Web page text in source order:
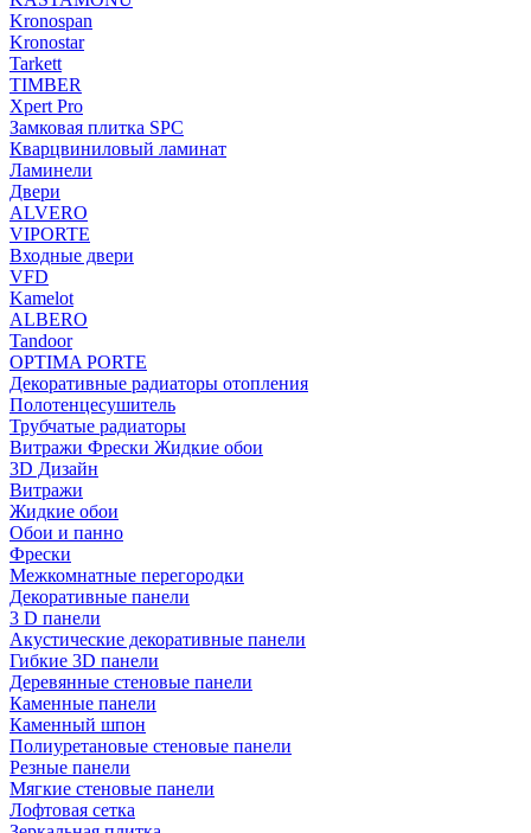
Kronospan
Kronostar
Tarkett
TIMBER
Xpert Pro
Замковая плитка SPC
Кварцвиниловый ламинат
Ламинели
Двери
ALVERO
VIPORTE
Входные двери
VFD
Kamelot
ALBERO
Tandoor
OPTIMA PORTE
Декоративные радиаторы отопления
Полотенцесушитель
Трубчатые радиаторы
Витражи Фрески Жидкие обои
3D Дизайн
Витражи
Жидкие обои
Обои и панно
Фрески
Межкомнатные перегородки
Декоративные панели
3 D панели
Акустические декоративные панели
Гибкие 3D панели
Деревянные стеновые панели
Каменные панели
Каменный шпон
Полиуретановые стеновые панели
Резные панели
Мягкие стеновые панели
Лофтовая сетка